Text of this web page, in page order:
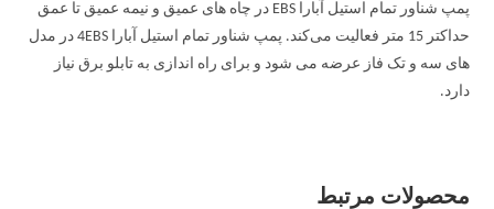
پمپ شناور تمام استیل آبارا EBS در چاه های عمیق و نیمه عمیق تا عمق
حداکتر 15 متر فعالیت می‌کند. پمپ شناور تمام استیل آبارا 4EBS در مدل
های سه و تک فاز عرضه می شود و برای راه اندازی به تابلو برق نیاز
دارد.
محصولات مرتبط